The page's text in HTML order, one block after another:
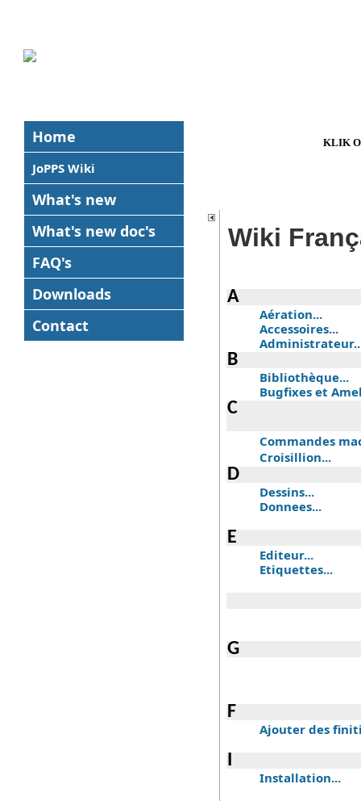
Home
JoPPS Wiki
What's new
What's new doc's
FAQ's
Downloads
Contact
KLIK
Wiki
A
Aération...
Accessoires...
B
Bibliothèque...
Bugfixes et
C
Commandes
Croisillion...
D
Dessins...
Donnees...
E
Editeur...
Etiquettes...
G
F
Ajouter des
I
Installation...